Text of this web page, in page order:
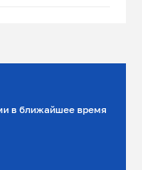
в ближайшее время